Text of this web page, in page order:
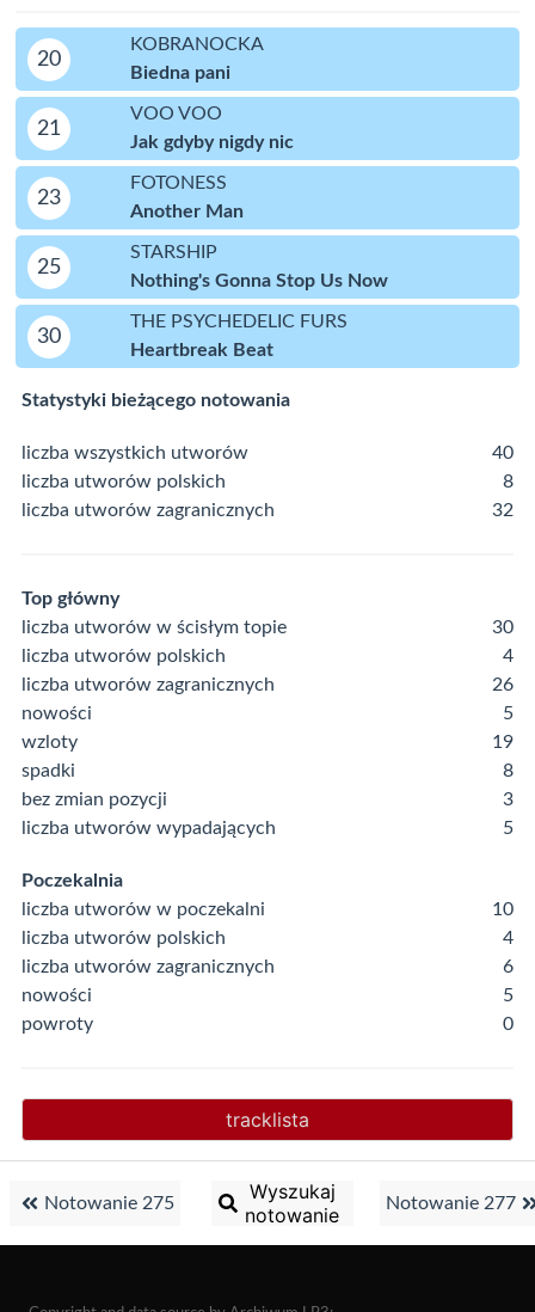
20
KOBRANOCKA
Biedna pani
21
VOO VOO
Jak gdyby nigdy nic
23
FOTONESS
Another Man
25
STARSHIP
Nothing's Gonna Stop Us Now
30
THE PSYCHEDELIC FURS
Heartbreak Beat
Statystyki bieżącego notowania
liczba wszystkich utworów
40
liczba utworów polskich
8
liczba utworów zagranicznych
32
Top główny
liczba utworów w ścisłym topie
30
liczba utworów polskich
4
liczba utworów zagranicznych
26
nowości
5
wzloty
19
spadki
8
bez zmian pozycji
3
liczba utworów wypadających
5
Poczekalnia
liczba utworów w poczekalni
10
liczba utworów polskich
4
liczba utworów zagranicznych
6
nowości
5
powroty
0
tracklista
Notowanie 275
Wyszukaj
notowanie
Notowanie 277